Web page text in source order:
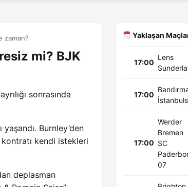
zaman?
mi? BJK
sonrasında
Burnley’den
kendi istekleri
deplasman
Yaklaşan
17:00
Lens
17:00
17:00
Werder
Bremen
SC
07